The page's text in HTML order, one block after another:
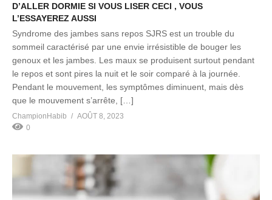
D’ALLER DORMIE SI VOUS LISER CECI , VOUS
L’ESSAYEREZ AUSSI
Syndrome des jambes sans repos SJRS est un trouble du
sommeil caractérisé par une envie irrésistible de bouger les
genoux et les jambes. Les maux se produisent surtout pendant
le repos et sont pires la nuit et le soir comparé à la journée.
Pendant le mouvement, les symptômes diminuent, mais dès
que le mouvement s’arrête, […]
ChampionHabib
AOÛT 8, 2023
0